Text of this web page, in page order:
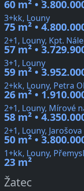
60 m² •
3+kk, Louny
75 m² •
2+1, Louny, Kpt.
57 m² •
3+1, Louny
59 m² •
2+kk, Louny, Petra
26 m² •
2+1, Louny, Mírové
58 m² •
2+1, Louny, Jarošova
50 m² •
1+kk, Louny,
23 m²
Žatec